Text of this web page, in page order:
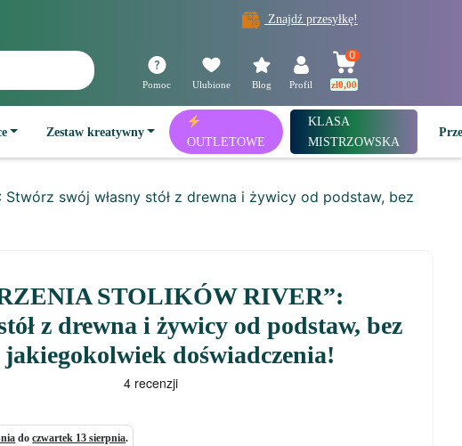
Znajdź przesyłkę!
Pomoc Ulubione Blog Profil
0
zł0,00
Zestaw kreatywny
OUTLETOWE
KLASA
MISTRZOWSKA
Stwórz swój własny stół z drewna i żywicy od podstaw, bez
STOLIKÓW RIVER”:
z drewna i żywicy od podstaw, bez
doświadczenia!
doczwartek 13 sierpnia.